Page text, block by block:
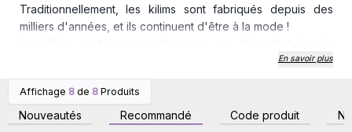
Traditionnellement, les kilims sont fabriqués depuis des
milliers d'années, et ils continuent d'être à la mode !
Les kilims sont intemporels et ne se démodent jamais.
protéger vos
objetspersonnels.
Dimensions : 30x33x55 (environ)
-Fabriqué en Turquie -50% coton, 50% polyester
En savoir plus
Affichage 8 de 8 Produits
Nouveautés Recommandé Code produit
Connectez-vous ou
inscrivez-vous pour
accéder aux prix de gros
inscrivez-vous pour
accéder aux prix de gros